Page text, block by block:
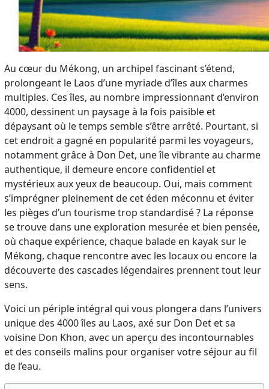
Au cœur du Mékong, un archipel fascinant s’étend,
prolongeant le Laos d’une myriade d’îles aux charmes
multiples. Ces îles, au nombre impressionnant d’environ
4000, dessinent un paysage à la fois paisible et
dépaysant où le temps semble s’être arrêté. Pourtant, si
cet endroit a gagné en popularité parmi les voyageurs,
notamment grâce à Don Det, une île vibrante au charme
authentique, il demeure encore confidentiel et
mystérieux aux yeux de beaucoup. Oui, mais comment
s’imprégner pleinement de cet éden méconnu et éviter
les pièges d’un tourisme trop standardisé ? La réponse
se trouve dans une exploration mesurée et bien pensée,
où chaque expérience, chaque balade en kayak sur le
Mékong, chaque rencontre avec les locaux ou encore la
découverte des cascades légendaires prennent tout leur
sens.
Voici un périple intégral qui vous plongera dans l’univers
unique des 4000 îles au Laos, axé sur Don Det et sa
voisine Don Khon, avec un aperçu des incontournables
et des conseils malins pour organiser votre séjour au fil
de l’eau.